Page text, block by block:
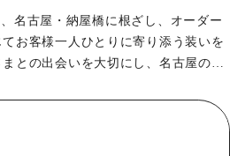
名古屋・納屋橋に根ざし、オーダー
お客様一人ひとりに寄り添う装いを
との出会いを大切にし、名古屋の街